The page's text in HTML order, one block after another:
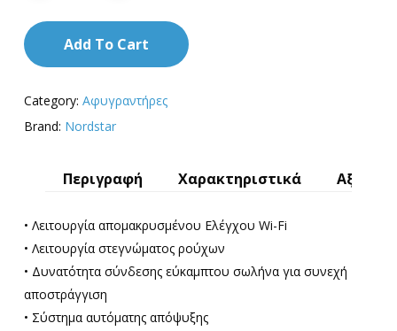
Add To Cart
Category: Αφυγραντήρες
Brand: Nordstar
Περιγραφή Χαρακτηριστικά
• Λειτουργία απομακρυσμένου Ελέγχου Wi-Fi
• Λειτουργία στεγνώματος ρούχων
• Δυνατότητα σύνδεσης εύκαμπτου σωλήνα για συνεχή
αποστράγγιση
• Σύστημα αυτόματης απόψυξης